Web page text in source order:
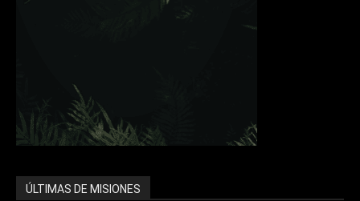
ÚLTIMAS DE MISIONES